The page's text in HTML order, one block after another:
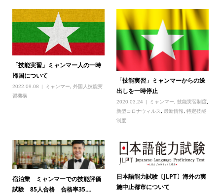
「技能実習」ミャンマー人の一時
帰国について
2022.09.08 ミャンマー
外国人技能実
習機構
「技能実習」ミャンマーからの送
出しを一時停止
2020.03.24 ミャンマー ,技能実習制度
新型コロナウィルス
,最新情報 ,特定技能
制度
宿泊業 ミャンマーでの技能評価
試験 85人合格 合格率35....
日本語能力試験〔JLPT〕海外の実
施中止都市について